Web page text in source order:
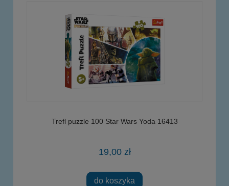
Trefl puzzle 100 Star Wars Yoda 16413
19,00 zł
do koszyka